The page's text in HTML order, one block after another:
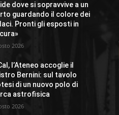
dove si sopravvive a un
guardando il colore dei
Pronti gli esposti in
2026
l’Ateneo accoglie il
Bernini: sul tavolo
di un nuovo polo di
astrofisica
2026